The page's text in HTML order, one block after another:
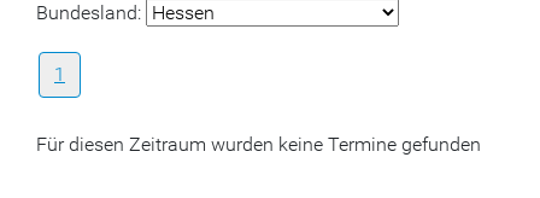
Bundesland:
1
Für diesen Zeitraum wurden keine Termine gefunden